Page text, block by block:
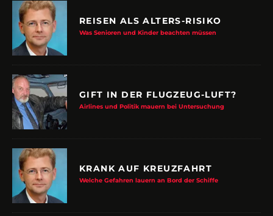
REISEN ALS ALTERS-RISIKO
Was Senioren und Kinder beachten müssen
GIFT IN DER FLUGZEUG-LUFT?
Airlines und Politik mauern bei Untersuchung
KRANK AUF KREUZFAHRT
Welche Gefahren lauern an Bord der Schiffe